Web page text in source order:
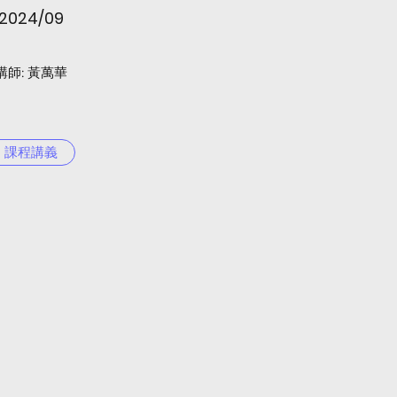
09
師: 黃萬華
課程講義